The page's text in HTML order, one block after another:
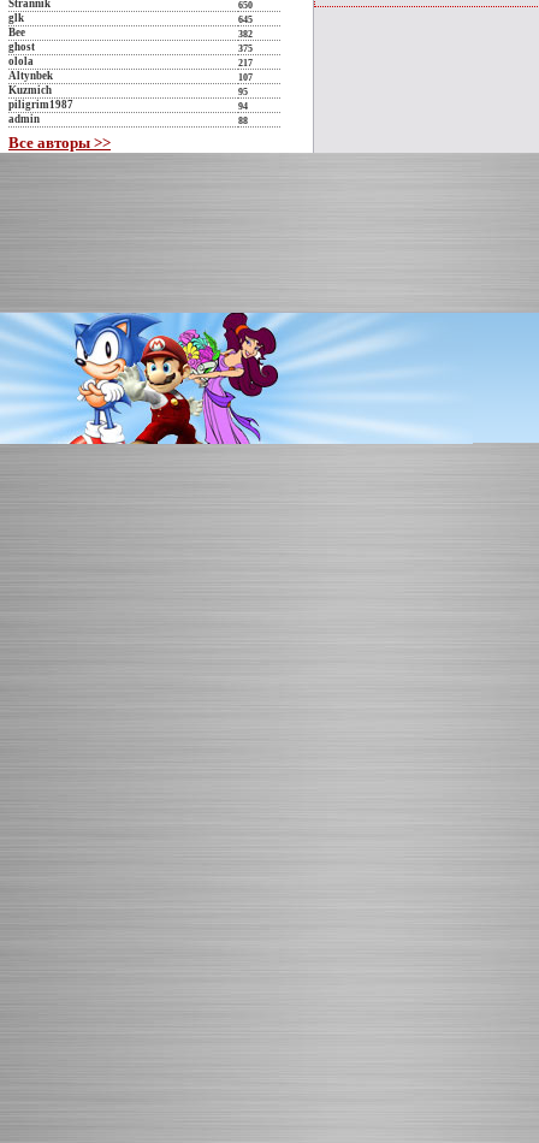
Strannik 650
glk 645
Bee 382
ghost 375
olola 217
Altynbek 107
Kuzmich 95
piligrim1987 94
admin 88
Все авторы >>